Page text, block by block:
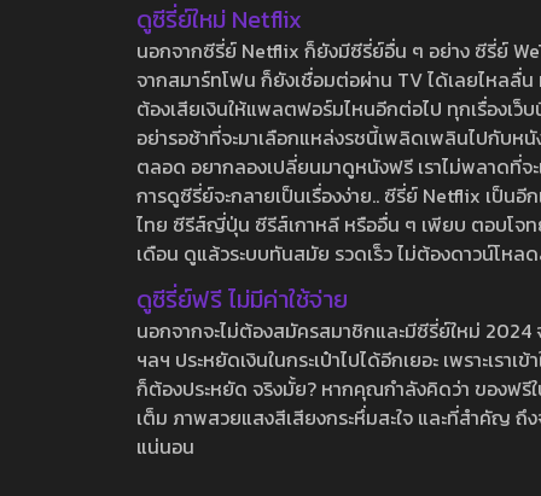
ดูซีรี่ย์ใหม่ Netflix
นอกจากซีรี่ย์ Netflix ก็ยังมีซีรี่ย์อื่น ๆ อย่าง ซีรี่ย์
จากสมาร์ทโฟน ก็ยังเชื่อมต่อผ่าน TV ได้เลยไหลลื่
ต้องเสียเงินให้แพลตฟอร์มไหนอีกต่อไป ทุกเรื่องเว็
อย่ารอช้าที่จะมาเลือกแหล่งรชนี้เพลิดเพลินไปกับห
ตลอด อยากลองเปลี่ยนมาดูหนังฟรี เราไม่พลาดที่
การดูซีรี่ย์จะกลายเป็นเรื่องง่าย.. ซีรี่ย์ Netflix เป็น
ไทย ซีรีส์ญี่ปุ่น ซีรีส์เกาหลี หรืออื่น ๆ เพียบ ตอบโจท
เดือน ดูแล้วระบบทันสมัย รวดเร็ว ไม่ต้องดาวน์โห
ดูซีรี่ย์ฟรี ไม่มีค่าใช้จ่าย
นอกจากจะไม่ต้องสมัครสมาชิกและมีซีรี่ย์ใหม่
ฯลฯ ประหยัดเงินในกระเป๋าไปได้อีกเยอะ เพราะเร
ก็ต้องประหยัด จริงมั้ย? หากคุณกำลังคิดว่า ของฟ
เต็ม ภาพสวยแสงสีเสียงกระหึ่มสะใจ และที่สำคัญ
แน่นอน